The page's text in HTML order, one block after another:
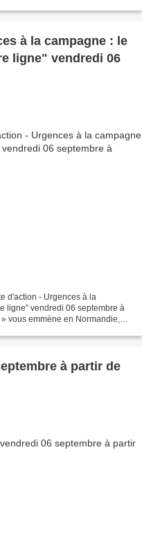
à la campagne : le
ligne" vendredi 06
d'action - Urgences à la
ligne" vendredi 06 septembre à
vous emmène en Normandie,
à partir de